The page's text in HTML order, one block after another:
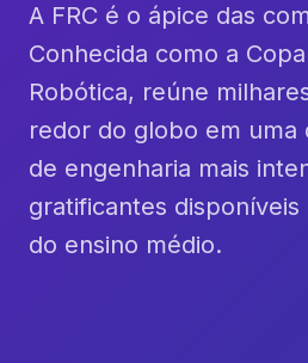
A FRC é o ápice das
Conhecida como a
Robótica, reúne
redor do globo em uma
de engenharia mais
gratificantes
do ensino médio.